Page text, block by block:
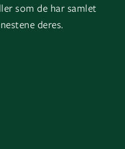
som de har samlet
deres.